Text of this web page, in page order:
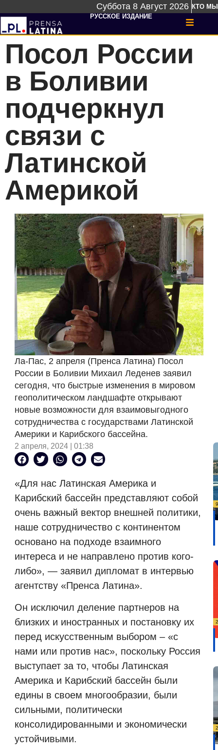
Суббота 8 Август 2026 КТО МЫ
РУССКОЕ ИЗДАНИЕ
Посол России
в Боливии
подчеркнул
связи с
Латинской
Америкой
Ла-Пас, 2 апреля (Пренса Латина) Посол
России в Боливии Михаил Леденев заявил
сегодня, что быстрые изменения в мировом
геополитическом ландшафте открывают
новые возможности для взаимовыгодного
сотрудничества с государствами Латинской
Америки и Карибского бассейна.
2 апреля, 2024 | 01:38
«Для нас Латинская Америка и
Карибский бассейн представляют собой
очень важный вектор внешней политики,
наше сотрудничество с континентом
основано на подходе взаимного
интереса и не направлено против кого-
либо», — заявил дипломат в интервью
агентству «Пренса Латина».
Он исключил деление партнеров на
близких и иностранных и постановку их
перед искусственным выбором – «с
нами или против нас», поскольку Россия
выступает за то, чтобы Латинская
Америка и Карибский бассейн были
едины в своем многообразии, были
сильными, политически
консолидированными и экономически
устойчивыми.